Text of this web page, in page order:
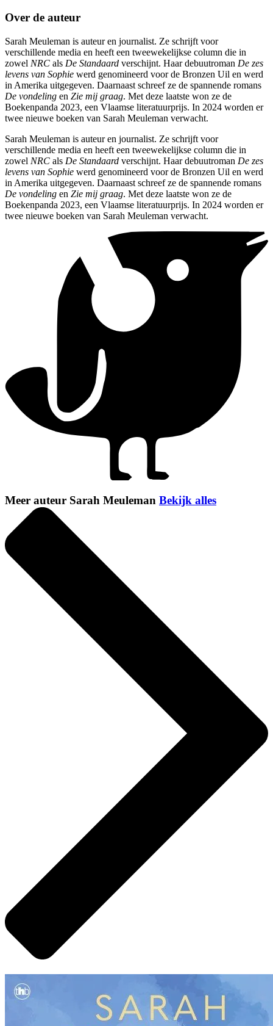
Over de auteur
Sarah Meuleman is auteur en journalist. Ze schrijft voor
verschillende media en heeft een tweewekelijkse column die in
zowel NRC als De Standaard verschijnt. Haar debuutroman De zes
levens van Sophie werd genomineerd voor de Bronzen Uil en werd
in Amerika uitgegeven. Daarnaast schreef ze de spannende romans
De vondeling en Zie mij graag. Met deze laatste won ze de
Boekenpanda 2023, een Vlaamse literatuurprijs. In 2024 worden er
twee nieuwe boeken van Sarah Meuleman verwacht.
Sarah Meuleman is auteur en journalist. Ze schrijft voor
verschillende media en heeft een tweewekelijkse column die in
zowel NRC als De Standaard verschijnt. Haar debuutroman De zes
levens van Sophie werd genomineerd voor de Bronzen Uil en werd
in Amerika uitgegeven. Daarnaast schreef ze de spannende romans
De vondeling en Zie mij graag. Met deze laatste won ze de
Boekenpanda 2023, een Vlaamse literatuurprijs. In 2024 worden er
twee nieuwe boeken van Sarah Meuleman verwacht.
Meer auteur Sarah Meuleman Bekijk alles